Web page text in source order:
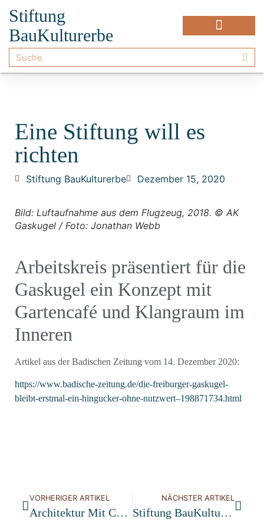
Stiftung
BauKulturerbe
Eine Stiftung will es
richten
Stiftung BauKulturerbe Dezember 15, 2020
Bild: Luftaufnahme aus dem Flugzeug, 2018. © AK
Gaskugel / Foto: Jonathan Webb
Arbeitskreis präsentiert für die
Gaskugel ein Konzept mit
Gartencafé und Klangraum im
Inneren
Artikel aus der Badischen Zeitung vom 14. Dezember 2020:
https://www.badische-zeitung.de/die-freiburger-gaskugel-
bleibt-erstmal-ein-hingucker-ohne-nutzwert–198871734.html
VORHERIGER ARTIKEL
Architektur Mit Charakter
NÄCHSTER ARTIKEL
Stiftung BauKulturerbe GGmbH Will Gaskugel Übernehmen